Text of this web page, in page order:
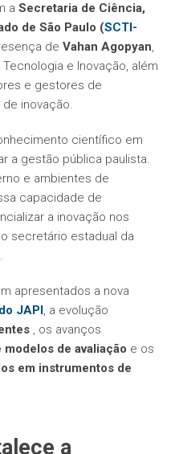
a Secretaria de Ciência,
de São Paulo (SCTI-
de Vahan Agopyan,
e Inovação, além
e gestores de
inovação.
científico em
a gestão pública paulista.
e ambientes de
capacidade de
a inovação nos
secretário estadual da
apresentados a nova
JAPI, a evolução
, os avanços
de avaliação e os
em instrumentos de
a